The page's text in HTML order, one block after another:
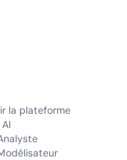
la plateforme